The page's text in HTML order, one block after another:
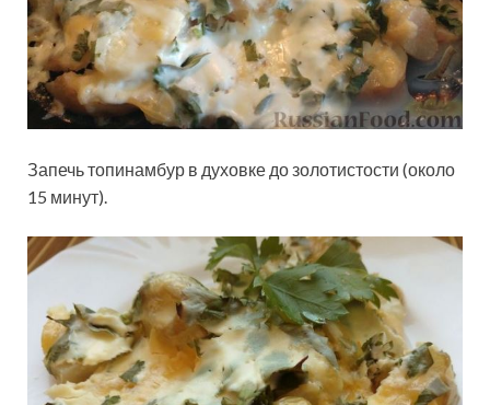
Запечь топинамбур в духовке до золотистости (около
15 минут).